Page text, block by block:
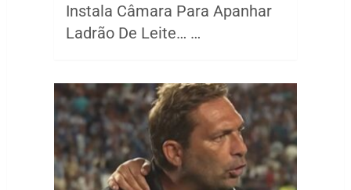
Instala Câmara Para Apanhar
Ladrão De Leite… …